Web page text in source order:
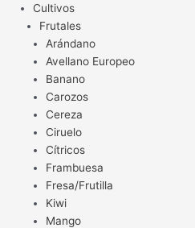
Cultivos
Frutales
Arándano
Avellano Europeo
Banano
Carozos
Cereza
Ciruelo
Cítricos
Frambuesa
Fresa/Frutilla
Kiwi
Mango